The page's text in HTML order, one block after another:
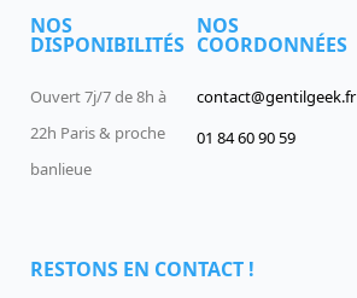
NOS
DISPONIBILITÉS
Ouvert 7j/7 de 8h à
22h Paris & proche
banlieue
NOS
COORDONNÉES
contact@gentilgeek.fr
01 84 60 90 59
RESTONS EN CONTACT !